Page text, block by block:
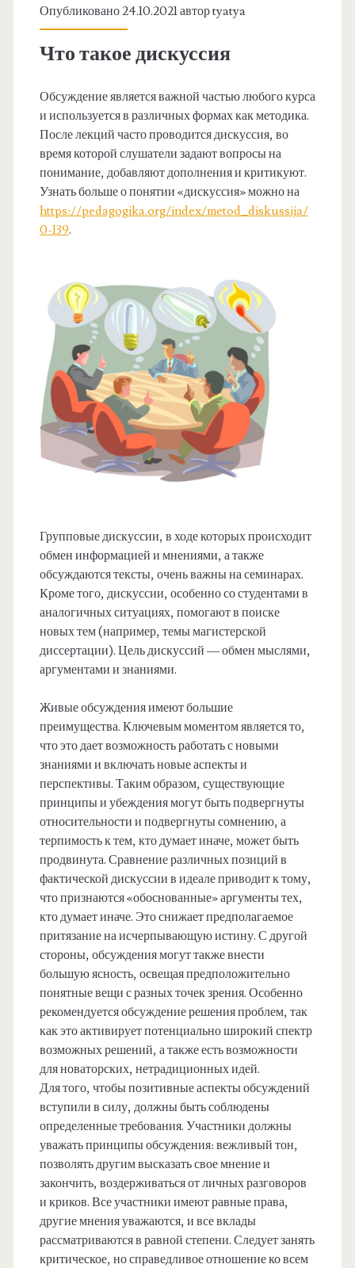
Опубликовано 24.10.2021 авторtyatya
Что такое дискуссия
Обсуждение является важной частью любого курса
и используется в различных формах как методика.
После лекций часто проводится дискуссия, во
время которой слушатели задают вопросы на
понимание, добавляют дополнения и критикуют.
Узнать больше о понятии «дискуссия» можно на
https://pedagogika.org/index/metod_diskussija/
0-139.
Групповые дискуссии, в ходе которых происходит
обмен информацией и мнениями, а также
обсуждаются тексты, очень важны на семинарах.
Кроме того, дискуссии, особенно со студентами в
аналогичных ситуациях, помогают в поиске
новых тем (например, темы магистерской
диссертации). Цель дискуссий — обмен мыслями,
аргументами и знаниями.
Живые обсуждения имеют большие
преимущества. Ключевым моментом является то,
что это дает возможность работать с новыми
знаниями и включать новые аспекты и
перспективы. Таким образом, существующие
принципы и убеждения могут быть подвергнуты
относительности и подвергнуты сомнению, а
терпимость к тем, кто думает иначе, может быть
продвинута. Сравнение различных позиций в
фактической дискуссии в идеале приводит к тому,
что признаются «обоснованные» аргументы тех,
кто думает иначе. Это снижает предполагаемое
притязание на исчерпывающую истину. С другой
стороны, обсуждения могут также внести
большую ясность, освещая предположительно
понятные вещи с разных точек зрения. Особенно
рекомендуется обсуждение решения проблем, так
как это активирует потенциально широкий спектр
возможных решений, а также есть возможности
для новаторских, нетрадиционных идей.
Для того, чтобы позитивные аспекты обсуждений
вступили в силу, должны быть соблюдены
определенные требования. Участники должны
уважать принципы обсуждения: вежливый тон,
позволять другим высказать свое мнение и
закончить, воздерживаться от личных разговоров
и криков. Все участники имеют равные права,
другие мнения уважаются, и все вклады
рассматриваются в равной степени. Следует занять
критическое, но справедливое отношение ко всем